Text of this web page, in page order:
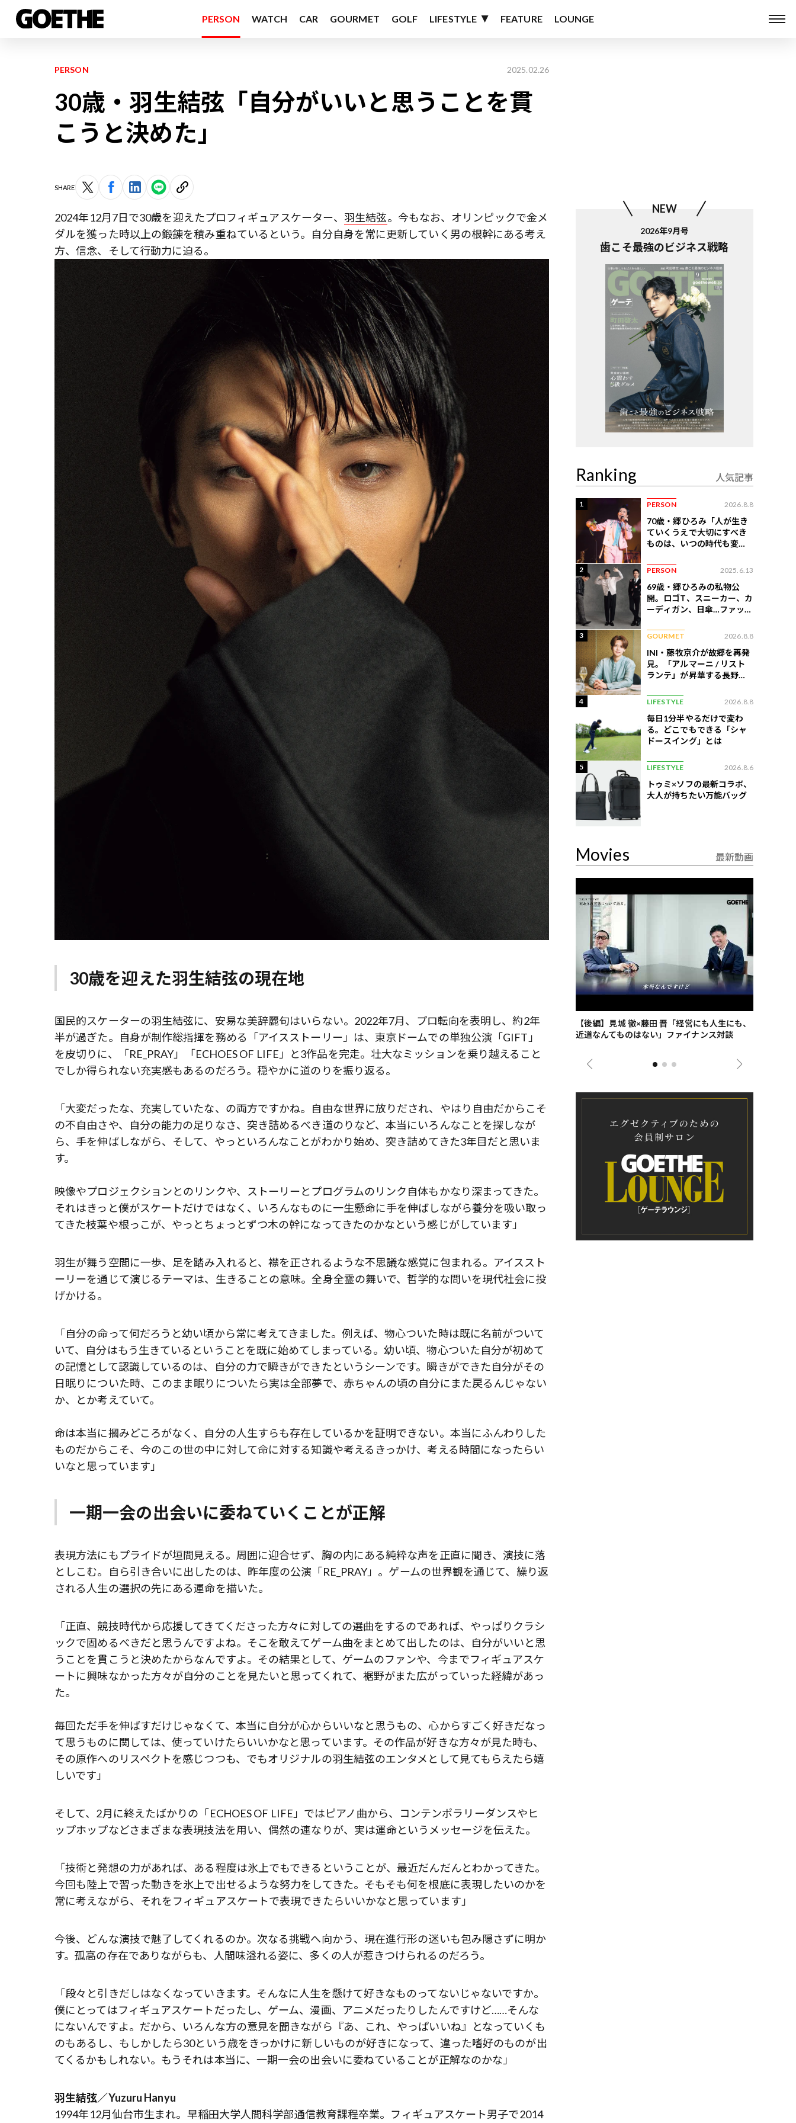
PERSON WATCH CAR GOURMET GOLF LIFESTYLE FEATURE LOUNGE
PERSON 2025.02.26
30歳・羽生結弦「自分がいいと思うことを貫
こうと決めた」
SHARE
2024年12月7日で30歳を迎えたプロフィギュアスケーター、 羽生結弦。今もなお、オリンピックで金メ
ダルを獲った時以上の鍛錬を積み重ねているという。自分自身を常に更新していく男の根幹にある考え
方、信念、そして行動力に迫る。
30歳を迎えた羽生結弦の現在地
国民的スケーターの羽生結弦に、安易な美辞麗句はいらない。2022年7月、プロ転向を表明し、約2年
半が過ぎた。自身が制作総指揮を務める「アイスストーリー」は、東京ドームでの単独公演「GIFT」
を皮切りに、「RE_PRAY」「ECHOES OF LIFE」と3作品を完走。壮大なミッションを乗り越えること
でしか得られない充実感もあるのだろう。穏やかに道のりを振り返る。
「大変だったな、充実していたな、の両方ですかね。自由な世界に放りだされ、やはり自由だからこそ
の不自由さや、自分の能力の足りなさ、突き詰めるべき道のりなど、本当にいろんなことを探しなが
ら、手を伸ばしながら、そして、やっといろんなことがわかり始め、突き詰めてきた3年目だと思いま
す。
映像やプロジェクションとのリンクや、ストーリーとプログラムのリンク自体もかなり深まってきた。
それはきっと僕がスケートだけではなく、いろんなものに一生懸命に手を伸ばしながら養分を吸い取っ
てきた枝葉や根っこが、やっとちょっとずつ木の幹になってきたのかなという感じがしています」
羽生が舞う空間に一歩、足を踏み入れると、襟を正されるような不思議な感覚に包まれる。アイススト
ーリーを通じて演じるテーマは、生きることの意味。全身全霊の舞いで、哲学的な問いを現代社会に投
げかける。
「自分の命って何だろうと幼い頃から常に考えてきました。例えば、物心ついた時は既に名前がついて
いて、自分はもう生きているということを既に始めてしまっている。幼い頃、物心ついた自分が初めて
の記憶として認識しているのは、自分の力で瞬きができたというシーンです。瞬きができた自分がその
日眠りについた時、このまま眠りについたら実は全部夢で、赤ちゃんの頃の自分にまた戻るんじゃない
か、とか考えていて。
命は本当に摑みどころがなく、自分の人生すらも存在しているかを証明できない。本当にふんわりした
ものだからこそ、今のこの世の中に対して命に対する知識や考えるきっかけ、考える時間になったらい
いなと思っています」
一期一会の出会いに委ねていくことが正解
表現方法にもプライドが垣間見える。周囲に迎合せず、胸の内にある純粋な声を正直に聞き、演技に落
としこむ。自ら引き合いに出したのは、昨年度の公演「RE_PRAY」。ゲームの世界観を通じて、繰り返
される人生の選択の先にある運命を描いた。
「正直、競技時代から応援してきてくださった方々に対しての選曲をするのであれば、やっぱりクラシ
ックで固めるべきだと思うんですよね。そこを敢えてゲーム曲をまとめて出したのは、自分がいいと思
うことを貫こうと決めたからなんですよ。その結果として、ゲームのファンや、今までフィギュアスケ
ートに興味なかった方々が自分のことを見たいと思ってくれて、裾野がまた広がっていった経緯があっ
た。
毎回ただ手を伸ばすだけじゃなくて、本当に自分が心からいいなと思うもの、心からすごく好きだなっ
て思うものに関しては、使っていけたらいいかなと思っています。その作品が好きな方々が見た時も、
その原作へのリスペクトを感じつつも、でもオリジナルの羽生結弦のエンタメとして見てもらえたら嬉
しいです」
そして、2月に終えたばかりの「ECHOES OF LIFE」ではピアノ曲から、コンテンポラリーダンスやヒ
ップホップなどさまざまな表現技法を用い、偶然の連なりが、実は運命というメッセージを伝えた。
「技術と発想の力があれば、ある程度は氷上でもできるということが、最近だんだんとわかってきた。
今回も陸上で習った動きを氷上で出せるような努力をしてきた。そもそも何を根底に表現したいのかを
常に考えながら、それをフィギュアスケートで表現できたらいいかなと思っています」
今後、どんな演技で魅了してくれるのか。次なる挑戦へ向かう、現在進行形の迷いも包み隠さずに明か
す。孤高の存在でありながらも、人間味溢れる姿に、多くの人が惹きつけられるのだろう。
「段々と引きだしはなくなっていきます。そんなに人生を懸けて好きなものってないじゃないですか。
僕にとってはフィギュアスケートだったし、ゲーム、漫画、アニメだったりしたんですけど……そんな
にないんですよ。だから、いろんな方の意見を聞きながら『あ、これ、やっぱいいね』となっていくも
のもあるし、もしかしたら30という歳をきっかけに新しいものが好きになって、違った嗜好のものが出
てくるかもしれない。もうそれは本当に、一期一会の出会いに委ねていることが正解なのかな」
羽生結弦／Yuzuru Hanyu
1994年12月仙台市生まれ。早稲田大学人間科学部通信教育課程卒業。フィギュアスケート男子で2014
NEW
2026年9月号
歯こそ最強のビジネス戦略
Ranking 人気記事
1 PERSON 2026.8.8
70歳・郷ひろみ「人が生き
ていくうえで大切にすべき
ものは、いつの時代も変わ
2 PERSON 2025.6.13
69歳・郷ひろみの私物公
開。ロゴT、スニーカー、カ
ーディガン、日傘…ファッシ
3 GOURMET 2026.8.8
INI・藤牧京介が故郷を再発
見。「アルマーニ / リスト
ランテ」が昇華する長野の
4 LIFESTYLE 2026.8.8
毎日1分半やるだけで変わ
る。どこでもできる「シャ
ドースイング」とは
5 LIFESTYLE 2026.8.6
トゥミ×ソフの最新コラボ、
大人が持ちたい万能バッグ
Movies 最新動画
歌舞伎俳優・尾上右近が休息を過ごした、海最
前列ホテル「UMITO 熱海 別邸」
【後編】見城 徹×藤田 晋「経営にも人生にも、
近道なんてものはない」ファイナンス対談